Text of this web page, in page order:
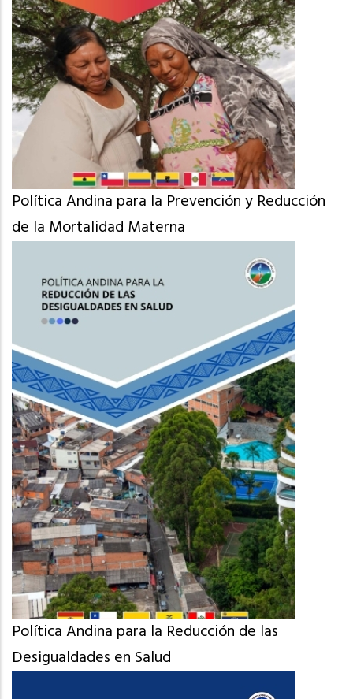
Política Andina para la Prevención y Reducción
de la Mortalidad Materna
Política Andina para la Reducción de las
Desigualdades en Salud